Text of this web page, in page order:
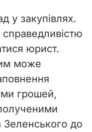
у закупівлях.
юрист.
може
грошей,
Зеленського до